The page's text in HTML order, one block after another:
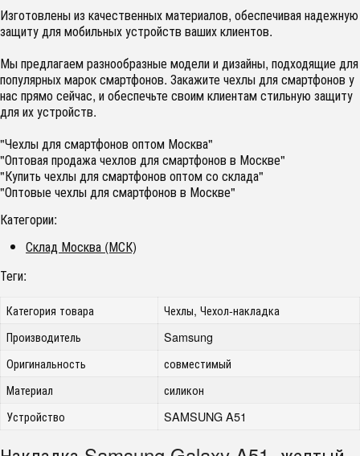
Изготовлены из качественных материалов, обеспечивая надежную
защиту для мобильных устройств ваших клиентов.
Мы предлагаем разнообразные модели и дизайны, подходящие для
популярных марок смартфонов. Закажите чехлы для смартфонов у
нас прямо сейчас, и обеспечьте своим клиентам стильную защиту
для их устройств.
"Чехлы для смартфонов оптом Москва"
"Оптовая продажа чехлов для смартфонов в Москве"
"Купить чехлы для смартфонов оптом со склада"
"Оптовые чехлы для смартфонов в Москве"
Категории:
Склад Москва (МСК)
Теги:
Категория товара
Чехлы, Чехол-накладка
Производитель
Samsung
Оригинальность
совместимый
Материал
силикон
Устройство
SAMSUNG A51